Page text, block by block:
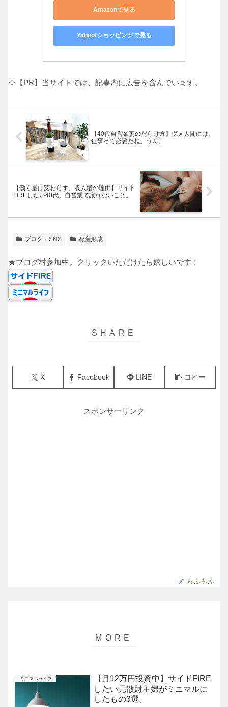
Amazonで見る
Yahoo!ショッピングで見る
※【PR】当サイトでは、記事内に広告を含んでいます。
【40代自営業妻のだらけ方】ダメ人間には、
仕事って必要だね。うん。
【働く量は変わらず、収入増の理由】サイド
FIREしたい40代、自営業で譲れないこと。
ブログ・SNS 資産形成
★ブログ村参加中。クリックいただけたら嬉しいです！
X Facebook LINE コピー
スポンサーリンク
もふもふ
ミニマルライフ
【月12万円投資中】サイドFIRE
したい元散財主婦がミニマルに
したもの3選。